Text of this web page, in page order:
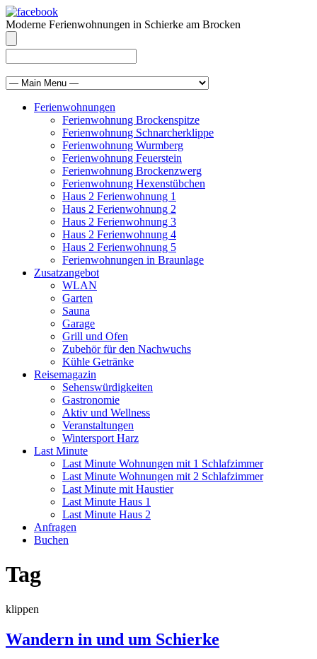
Moderne Ferienwohnungen in Schierke am Brocken
Ferienwohnungen
Ferienwohnung Brockenspitze
Ferienwohnung Schnarcherklippe
Ferienwohnung Wurmberg
Ferienwohnung Feuerstein
Ferienwohnung Brockenzwerg
Ferienwohnung Hexenstübchen
Haus 2 Ferienwohnung 1
Haus 2 Ferienwohnung 2
Haus 2 Ferienwohnung 3
Haus 2 Ferienwohnung 4
Haus 2 Ferienwohnung 5
Ferienwohnungen in Braunlage
Zusatzangebot
WLAN
Garten
Sauna
Garage
Grill und Ofen
Zubehör für den Nachwuchs
Kühle Getränke
Reisemagazin
Sehenswürdigkeiten
Gastronomie
Aktiv und Wellness
Veranstaltungen
Wintersport Harz
Last Minute
Last Minute Wohnungen mit 1 Schlafzimmer
Last Minute Wohnungen mit 2 Schlafzimmer
Last Minute mit Haustier
Last Minute Haus 1
Last Minute Haus 2
Anfragen
Buchen
Tag
klippen
Wandern in und um Schierke